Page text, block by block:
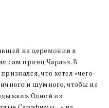
на церемонии в
сам принц Чарльз. В
что хотел «чего-
и шумного, чтобы не
Одной из